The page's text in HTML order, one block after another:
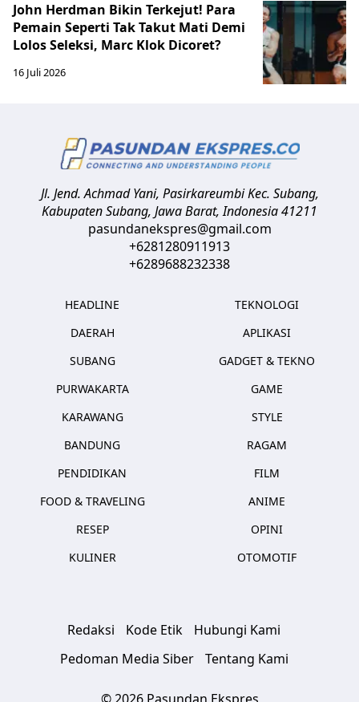
John Herdman Bikin Terkejut! Para
Pemain Seperti Tak Takut Mati Demi
Lolos Seleksi, Marc Klok Dicoret?
16 Juli 2026
Jl. Jend. Achmad Yani, Pasirkareumbi Kec. Subang,
Kabupaten Subang, Jawa Barat,Indonesia41211
pasundanekspres@gmail.com
+6281280911913
+6289688232338
HEADLINE
DAERAH
SUBANG
PURWAKARTA
KARAWANG
BANDUNG
PENDIDIKAN
FOOD & TRAVELING
RESEP
KULINER
TEKNOLOGI
APLIKASI
GADGET & TEKNO
GAME
STYLE
RAGAM
FILM
ANIME
OPINI
OTOMOTIF
Redaksi Kode Etik
Hubungi Kami
Pedoman Media Siber
Tentang Kami